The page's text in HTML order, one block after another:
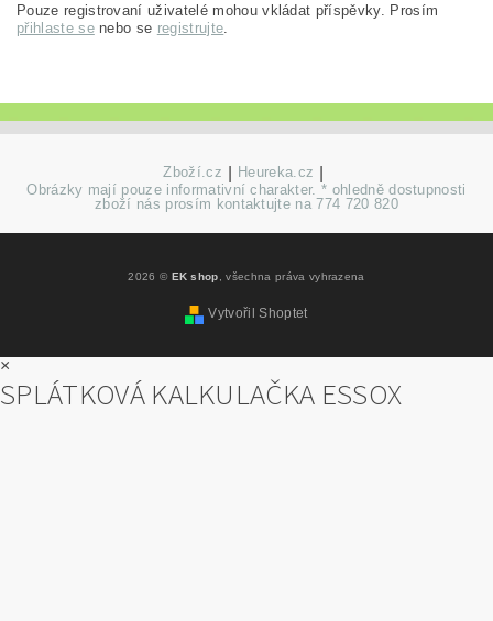
Pouze registrovaní uživatelé mohou vkládat příspěvky. Prosím
přihlaste senebo se registrujte.
Zboží.cz Heureka.cz
Obrázky mají pouze informativní charakter. * ohledně dostupnosti
zboží nás prosím kontaktujte na 774 720 820
2026 © EK shop, všechna práva vyhrazena
Vytvořil Shoptet
×
SPLÁTKOVÁ KALKULAČKA ESSOX